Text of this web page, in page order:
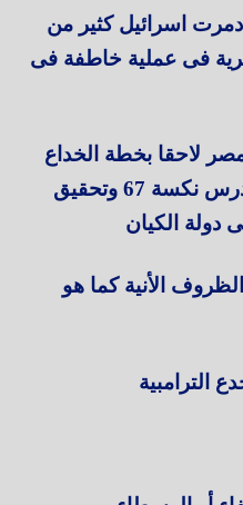
اسرائيل كثير من
فى عملية خاطفة فى
لاحقا بخطة الخداع
الاستراتيجى بعد استيعابها درس نكسة 67 وتحقيق
الأنية كما هو
الترامبية